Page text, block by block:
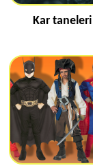
Kar taneleri